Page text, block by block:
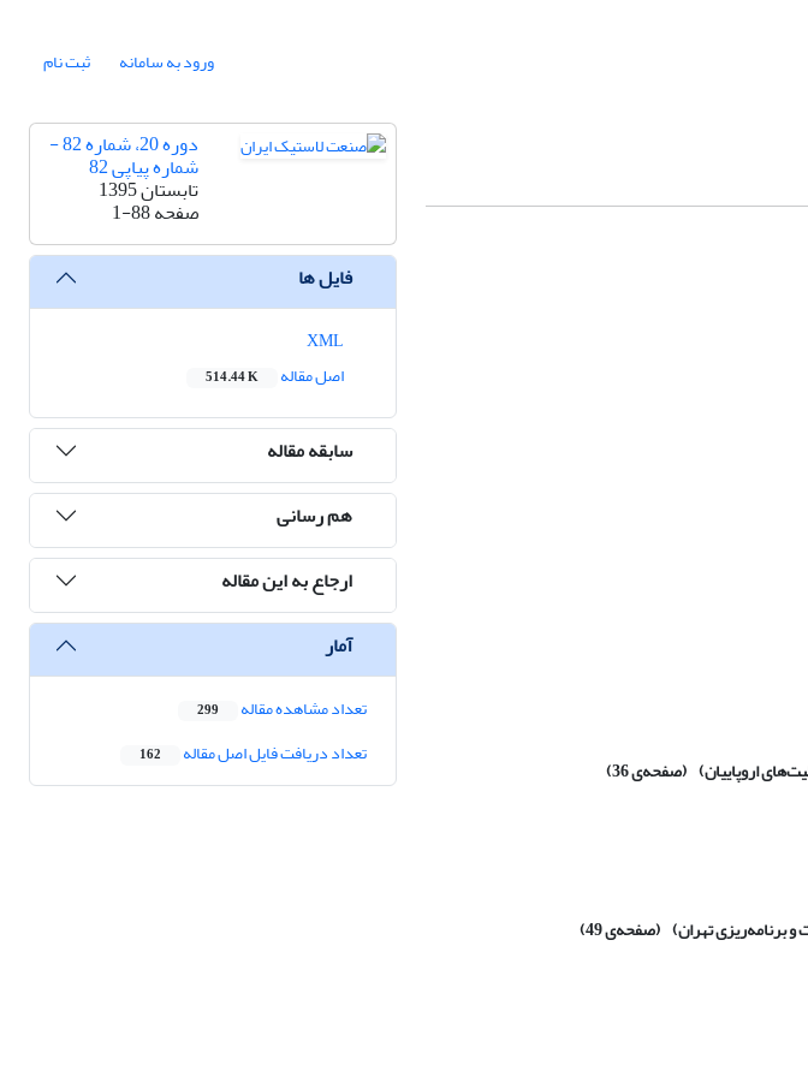
ورود به سامانه ثبت نام
(صفحه‌ی
(صفحه‌ی
دوره 20، شماره 82 -
شماره پیاپی 82
تابستان 1395
صفحه1-88
فایل ها
اصل مقاله
514.44 K
سابقه مقاله
هم رسانی
ارجاع به این مقاله
آمار
تعداد مشاهده مقاله 299
تعداد دریافت فایل اصل مقاله 162